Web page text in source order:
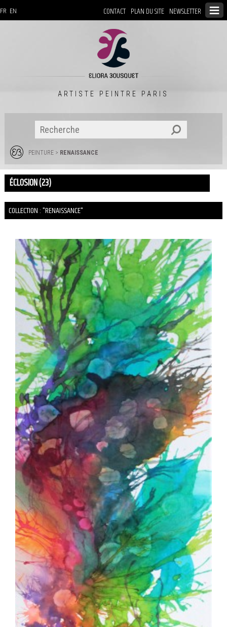
CONTACT PLAN DU SITE NEWSLETTER
FR EN
ARTISTE PEINTRE PARIS
PEINTURE> RENAISSANCE
ÉCLOSION (23)
COLLECTION : "RENAISSANCE"